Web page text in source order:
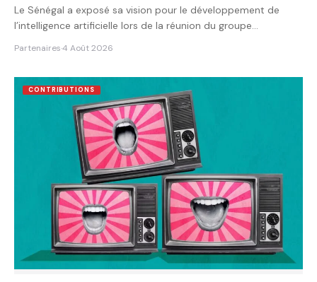
Le Sénégal a exposé sa vision pour le développement de
l’intelligence artificielle lors de la réunion du groupe…
Partenaires·4 Août 2026
CONTRIBUTIONS